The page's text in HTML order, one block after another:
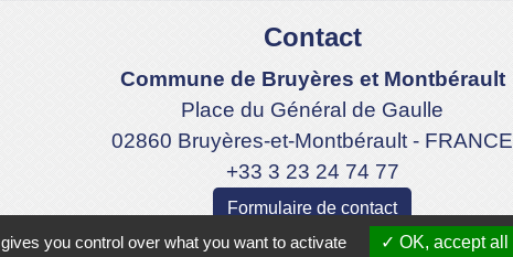
Contact
Commune de Bruyères et Montbérault
Place du Général de Gaulle
02860 Bruyères-et-Montbérault - FRANCE
+33 3 23 24 74 77
Formulaire de contact
you control over what you want to activate OK, accept all